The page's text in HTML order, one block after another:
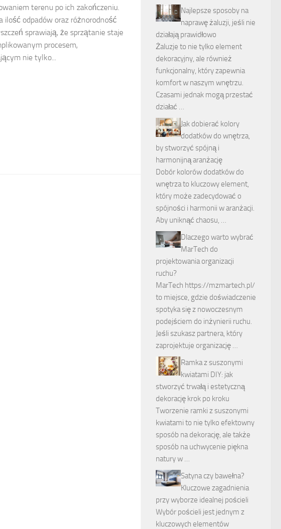
terenu po ich zakończeniu.
ilość odpadów oraz różnorodność
sprawiają, że sprzątanie staje
procesem,
nie tylko...
Najlepsze sposoby na
naprawę żaluzji, jeśli nie
działają prawidłowo
Żaluzje to nie tylko element
dekoracyjny, ale również
funkcjonalny, który zapewnia
komfort w naszym wnętrzu.
Czasami jednak mogą przestać
działać …
Jak dobierać kolory
dodatków do wnętrza,
by stworzyć spójną i
harmonijną aranżację
Dobór kolorów dodatków do
wnętrza to kluczowy element,
który może zadecydować o
spójności i harmonii w aranżacji.
Aby uniknąć chaosu, …
Dlaczego warto wybrać
MarTech do
projektowania organizacji
ruchu?
MarTech https://mzmartech.pl/
to miejsce, gdzie doświadczenie
spotyka się z nowoczesnym
podejściem do inżynierii ruchu.
Jeśli szukasz partnera, który
zaprojektuje organizację …
Ramka z suszonymi
kwiatami DIY: jak
stworzyć trwałą i estetyczną
dekorację krok po kroku
Tworzenie ramki z suszonymi
kwiatami to nie tylko efektowny
sposób na dekorację, ale także
sposób na uchwycenie piękna
natury w …
Satyna czy bawełna?
Kluczowe zagadnienia
przy wyborze idealnej pościeli
Wybór pościeli jest jednym z
kluczowych elementów